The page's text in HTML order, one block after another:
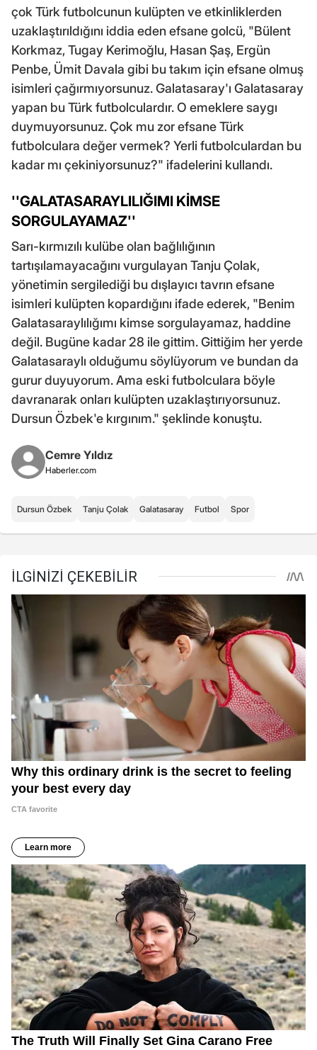
çok Türk futbolcunun kulüpten ve etkinliklerden
uzaklaştırıldığını iddia eden efsane golcü, "Bülent
Korkmaz, Tugay Kerimoğlu, Hasan Şaş, Ergün
Penbe, Ümit Davala gibi bu takım için efsane olmuş
isimleri çağırmıyorsunuz. Galatasaray'ı Galatasaray
yapan bu Türk futbolculardır. O emeklere saygı
duymuyorsunuz. Çok mu zor efsane Türk
futbolculara değer vermek? Yerli futbolculardan bu
kadar mı çekiniyorsunuz?" ifadelerini kullandı.
''GALATASARAYLILIĞIMI KİMSE
SORGULAYAMAZ''
Sarı-kırmızılı kulübe olan bağlılığının
tartışılamayacağını vurgulayan Tanju Çolak,
yönetimin sergilediği bu dışlayıcı tavrın efsane
isimleri kulüpten kopardığını ifade ederek, "Benim
Galatasaraylılığımı kimse sorgulayamaz, haddine
değil. Bugüne kadar 28 ile gittim. Gittiğim her yerde
Galatasaraylı olduğumu söylüyorum ve bundan da
gurur duyuyorum. Ama eski futbolculara böyle
davranarak onları kulüpten uzaklaştırıyorsunuz.
Dursun Özbek'e kırgınım." şeklinde konuştu.
Cemre Yıldız
Haberler.com
Dursun Özbek Tanju Çolak Galatasaray Futbol Spor